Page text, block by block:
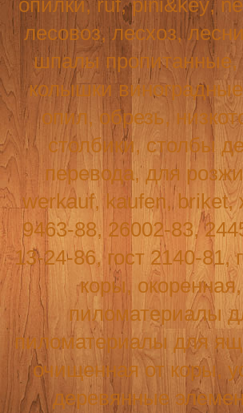
опилки,ruf,pini&key,
лесовоз, лесхоз,
шпалы пропитанные,
колышки
опил, обрезь,
столбики, столбы
перевода, для
werkauf, kaufen,briket,
9463-88, 26002-83,
13-24-86, гост 2140-81,
коры,
пиломатериалы
пиломатериалы для
очищенная от коры,
деревянные